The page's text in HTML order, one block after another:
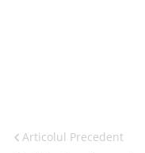
Articolul Precedent